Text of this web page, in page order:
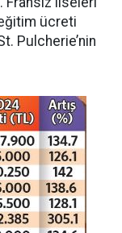
eğitim ücreti
Pulcherie’nin